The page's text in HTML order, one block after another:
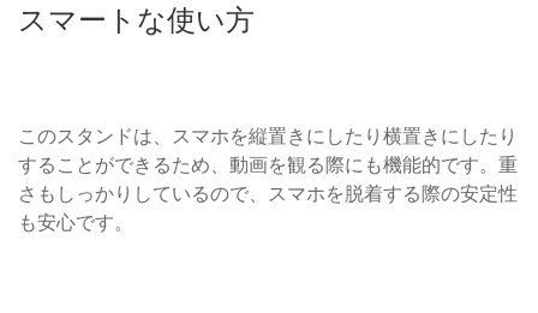
スマートな使い方
このスタンドは、スマホを縦置きにしたり横置きにしたり
することができるため、動画を観る際にも機能的です。重
さもしっかりしているので、スマホを脱着する際の安定性
も安心です。